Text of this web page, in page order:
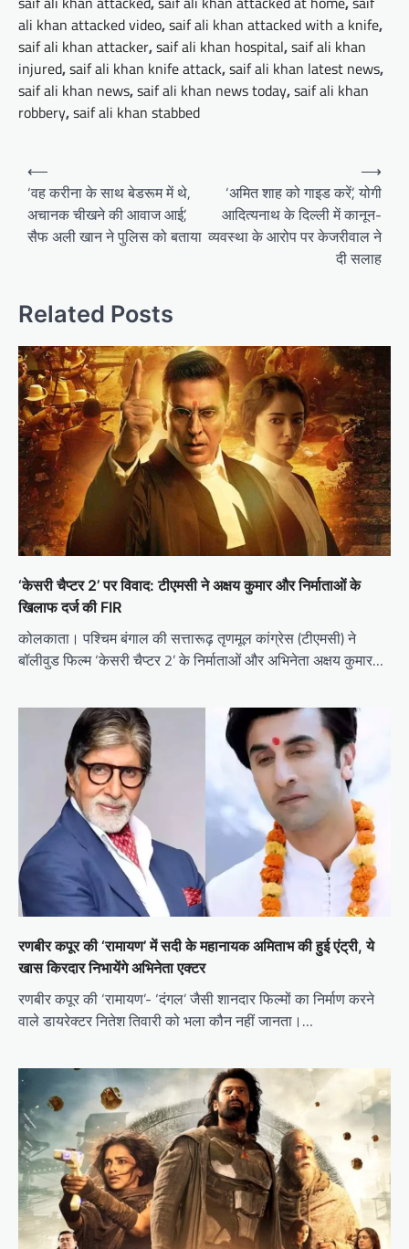
ali khan attacked video,saif ali khan attacked with a knife,
saif ali khan attacker,saif ali khan hospital,saif ali khan
injured,saif ali khan knife attack,saif ali khan latest news,
saif ali khan news,saif ali khan news today,saif ali khan
robbery,saif ali khan stabbed
Post
navigation
⟵
‘वह करीना के साथ बेडरूम में थे,
अचानक चीखने की आवाज आई’,
सैफ अली खान ने पुलिस को बताया
‘अमित शाह को गाइड करें’, योगी
आदित्यनाथ के दिल्ली में कानून-
व्यवस्था के आरोप पर केजरीवाल ने
दी सलाह
⟶
Related Posts
‘केसरी चैप्टर 2’ पर विवाद: टीएमसी ने अक्षय कुमार और निर्माताओं के
खिलाफ दर्ज की FIR
कोलकाता। पश्चिम बंगाल की सत्तारूढ़ तृणमूल कांग्रेस (टीएमसी) ने
बॉलीवुड फिल्म ‘केसरी चैप्टर 2’ के निर्माताओं और अभिनेता अक्षय कुमार…
रणबीर कपूर की ‘रामायण’ में सदी के महानायक अमिताभ की हुई एंट्री, ये
खास किरदार निभायेंगे अभिनेता एक्टर
रणबीर कपूर की ‘रामायण’- ‘दंगल’ जैसी शानदार फिल्मों का निर्माण करने
वाले डायरेक्टर नितेश तिवारी को भला कौन नहीं जानता।…